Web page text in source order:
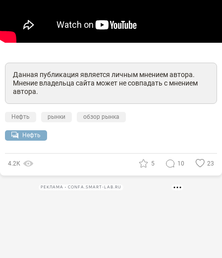
Данная публикация является личным мнением автора.
Мнение владельца сайта может не совпадать с мнением
автора.
Нефть рынки обзор рынка
Нефть
4.2К 5 10 23
РЕКЛАМА • CONFA.SMART-LAB.RU